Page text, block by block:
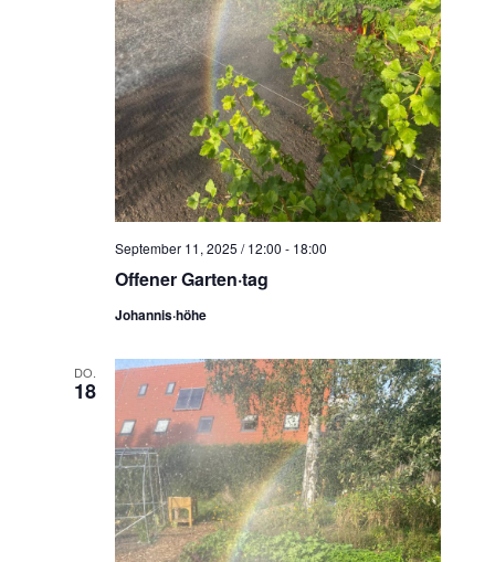
Offener Garten·tag
September 11, 2025 / 12:00 - 18:00
Johannis·höhe
DO.
18